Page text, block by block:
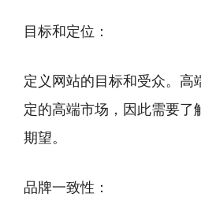
目标和定位：
定义网站的目标和受众。高
定的高端市场，因此需要了
期望。
品牌一致性：